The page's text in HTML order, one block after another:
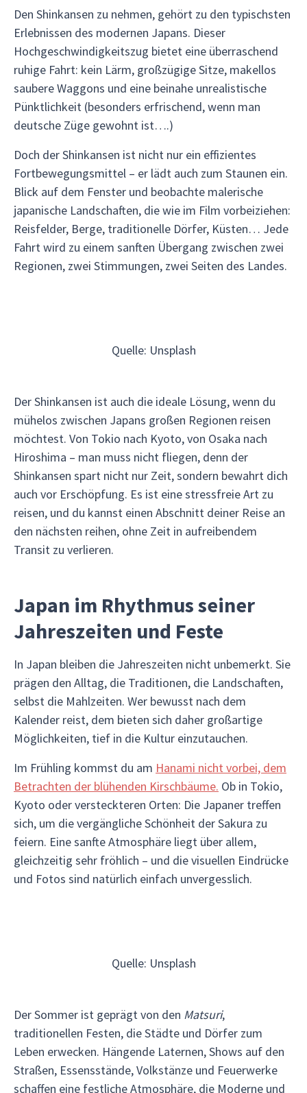
Den Shinkansen zu nehmen, gehört zu den typischsten
Erlebnissen des modernen Japans. Dieser
Hochgeschwindigkeitszug bietet eine überraschend
ruhige Fahrt: kein Lärm, großzügige Sitze, makellos
saubere Waggons und eine beinahe unrealistische
Pünktlichkeit (besonders erfrischend, wenn man
deutsche Züge gewohnt ist….)
Doch der Shinkansen ist nicht nur ein effizientes
Fortbewegungsmittel – er lädt auch zum Staunen ein.
Blick auf dem Fenster und beobachte malerische
japanische Landschaften, die wie im Film vorbeiziehen:
Reisfelder, Berge, traditionelle Dörfer, Küsten… Jede
Fahrt wird zu einem sanften Übergang zwischen zwei
Regionen, zwei Stimmungen, zwei Seiten des Landes.
Quelle: Unsplash
Der Shinkansen ist auch die ideale Lösung, wenn du
mühelos zwischen Japans großen Regionen reisen
möchtest. Von Tokio nach Kyoto, von Osaka nach
Hiroshima – man muss nicht fliegen, denn der
Shinkansen spart nicht nur Zeit, sondern bewahrt dich
auch vor Erschöpfung. Es ist eine stressfreie Art zu
reisen, und du kannst einen Abschnitt deiner Reise an
den nächsten reihen, ohne Zeit in aufreibendem
Transit zu verlieren.
Japan im Rhythmus seiner
Jahreszeiten und Feste
In Japan bleiben die Jahreszeiten nicht unbemerkt. Sie
prägen den Alltag, die Traditionen, die Landschaften,
selbst die Mahlzeiten. Wer bewusst nach dem
Kalender reist, dem bieten sich daher großartige
Möglichkeiten, tief in die Kultur einzutauchen.
Im Frühling kommst du am Hanami nicht vorbei, dem
Betrachten der blühenden Kirschbäume. Ob in Tokio,
Kyoto oder versteckteren Orten: Die Japaner treffen
sich, um die vergängliche Schönheit der Sakura zu
feiern. Eine sanfte Atmosphäre liegt über allem,
gleichzeitig sehr fröhlich – und die visuellen Eindrücke
und Fotos sind natürlich einfach unvergesslich.
Quelle: Unsplash
Der Sommer ist geprägt von den Matsuri,
traditionellen Festen, die Städte und Dörfer zum
Leben erwecken. Hängende Laternen, Shows auf den
Straßen, Essensstände, Volkstänze und Feuerwerke
schaffen eine festliche Atmosphäre, die Moderne und